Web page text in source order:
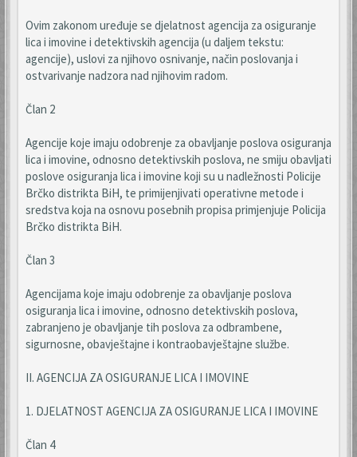
Ovim zakonom uređuje se djelatnost agencija za osiguranje
lica i imovine i detektivskih agencija (u daljem tekstu:
agencije), uslovi za njihovo osnivanje, način poslovanja i
ostvarivanje nadzora nad njihovim radom.
Član 2
Agencije koje imaju odobrenje za obavljanje poslova osiguranja
lica i imovine, odnosno detektivskih poslova, ne smiju obavljati
poslove osiguranja lica i imovine koji su u nadležnosti Policije
Brčko distrikta BiH, te primijenjivati operativne metode i
sredstva koja na osnovu posebnih propisa primjenjuje Policija
Brčko distrikta BiH.
Član 3
Agencijama koje imaju odobrenje za obavljanje poslova
osiguranja lica i imovine, odnosno detektivskih poslova,
zabranjeno je obavljanje tih poslova za odbrambene,
sigurnosne, obavještajne i kontraobavještajne službe.
II. AGENCIJA ZA OSIGURANJE LICA I IMOVINE
1. DJELATNOST AGENCIJA ZA OSIGURANJE LICA I IMOVINE
Član 4